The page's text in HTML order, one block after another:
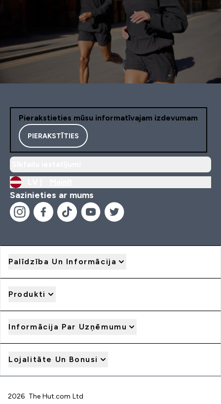
Pierakstieties mūsu informatīvajam izdevumam
PIERAKSTĪTIES
Sazinieties ar mums
Palīdzība Un Informācija
Produkti
Informācija Par Uzņēmumu
Lojalitāte Un Bonusi
2026 The Hut.com Ltd